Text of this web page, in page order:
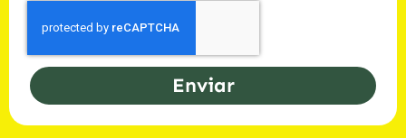
Enviar